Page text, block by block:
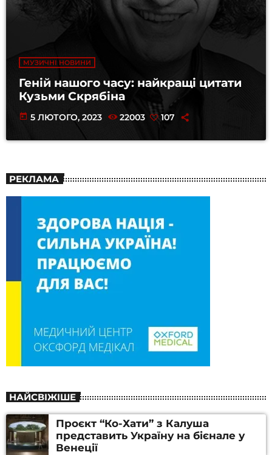
МУЗИЧНІ НОВИНИ
Геній нашого часу: найкращі цитати
Кузьми Скрябіна
today 5 ЛЮТОГО, 2023 22003 107
РЕКЛАМА
НАЙСВІЖІШЕ
Проєкт “Ко-Хати” з Калуша
представить Україну на бієнале у
Венеції